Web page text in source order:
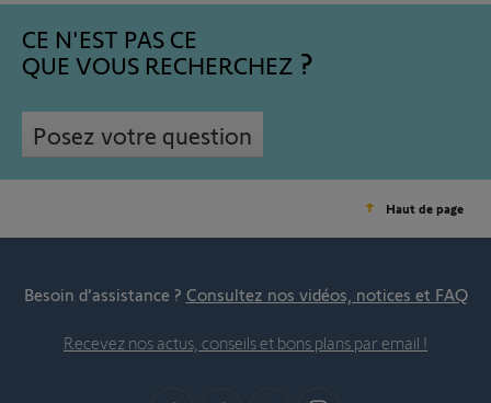
CE N'EST PAS CE
QUE VOUS RECHERCHEZ
Posez votre question
Haut de page
Besoin d’assistance ? Consultez nos vidéos, notices et FAQ
Recevez nos actus, conseils et bons plans par email !